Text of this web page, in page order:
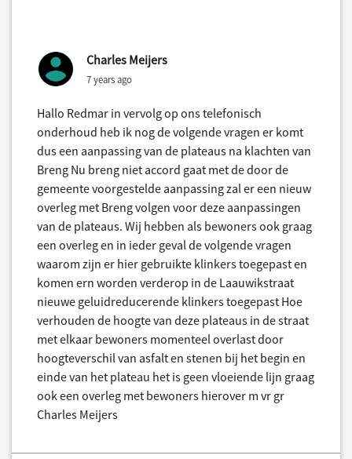
Charles Meijers
7 years ago
Hallo Redmar in vervolg op ons telefonisch
onderhoud heb ik nog de volgende vragen er komt
dus een aanpassing van de plateaus na klachten van
Breng Nu breng niet accord gaat met de door de
gemeente voorgestelde aanpassing zal er een nieuw
overleg met Breng volgen voor deze aanpassingen
van de plateaus. Wij hebben als bewoners ook graag
een overleg en in ieder geval de volgende vragen
waarom zijn er hier gebruikte klinkers toegepast en
komen ern worden verderop in de Laauwikstraat
nieuwe geluidreducerende klinkers toegepast Hoe
verhouden de hoogte van deze plateaus in de straat
met elkaar bewoners momenteel overlast door
hoogteverschil van asfalt en stenen bij het begin en
einde van het plateau het is geen vloeiende lijn graag
ook een overleg met bewoners hierover m vr gr
Charles Meijers